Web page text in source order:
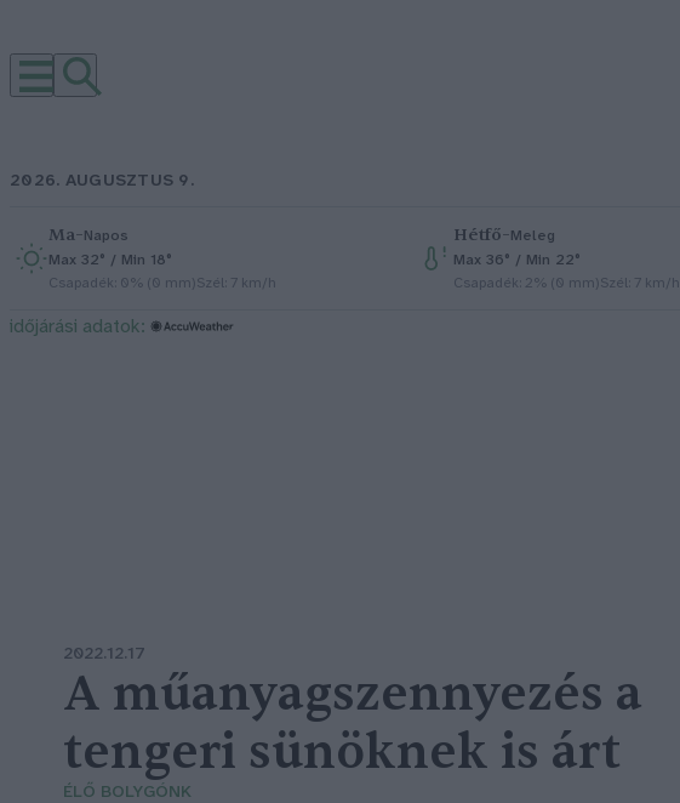
2026. AUGUSZTUS 9.
Ma–Napos
Max 32° / Min 18°
Csapadék: 0% (0 mm)Szél: 7 km/h
Hétfő–Meleg
Max 36° / Min 22°
Csapadék: 2% (0 mm)Szél: 7 km/h
időjárási adatok:
2022.12.17
A műanyagszennyezés a
tengeri sünöknek is árt
ÉLŐ BOLYGÓNK